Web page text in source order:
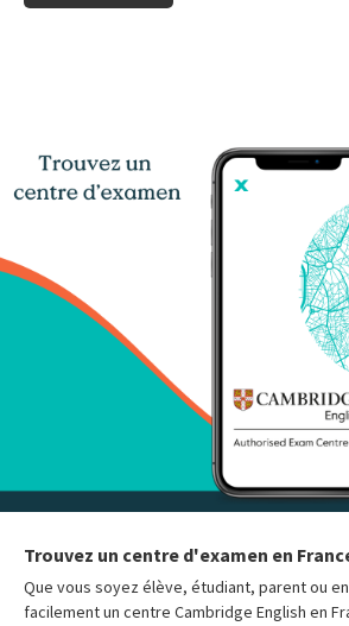
Trouvez un centre d'examen en
Que vous soyez élève, étudiant, parent ou
facilement un centre Cambridge English en